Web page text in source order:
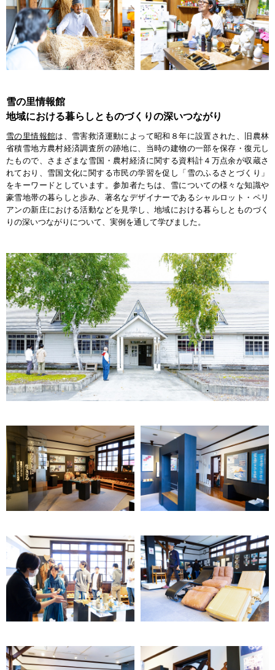
雪の里情報館
地域における暮らしとものづくりの深いつながり
雪の里情報館は、雪害救済運動によって昭和８年に設置された、旧農林
省積雪地方農村経済調査所の跡地に、当時の建物の一部を保存・復元し
たもので、さまざまな雪国・農村経済に関する資料計４万点余が収蔵さ
れており、雪国文化に関する市民の学習を促し「雪のふるさとづくり」
をキーワードとしています。参加者たちは、雪についての様々な知識や
豪雪地帯の暮らしと歩み、著名なデザイナーであるシャルロット・ペリ
アンの新庄における活動などを見学し、地域における暮らしとものづく
りの深いつながりについて、実例を通して学びました。